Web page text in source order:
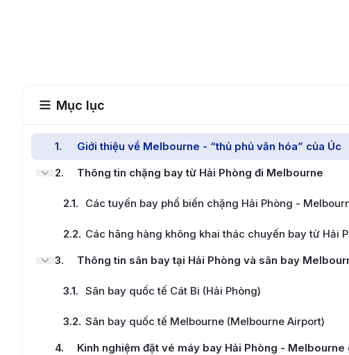
Mục lục
1.
Giới thiệu về Melbourne - “thủ phủ văn hóa” của Úc
2. Thông tin chặng bay từ Hải Phòng đi Melbourne
2.1. Các tuyến bay phổ biến chặng Hải Phòng -
2.2. Các hãng hàng không khai thác chuyến bay từ Hải
3. Thông tin sân bay tại Hải Phòng và sân bay
3.1. Sân bay quốc tế Cát Bi (Hải Phòng)
3.2. Sân bay quốc tế Melbourne (Melbourne Airport)
4.
Kinh nghiệm đặt vé máy bay Hải Phòng - Melbourne